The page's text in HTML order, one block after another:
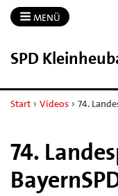
MENÜ
SPD
Start › Videos › 74.
74.